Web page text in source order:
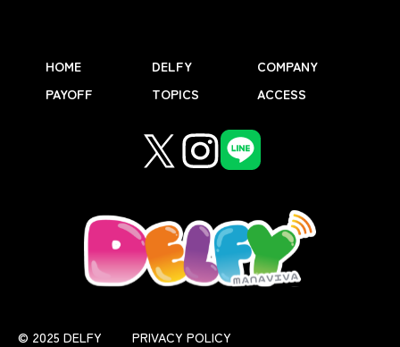
HOME DELFY
COMPANY
PAYOFF
TOPICS ACCESS
© 2025 DELFY PRIVACY POLICY